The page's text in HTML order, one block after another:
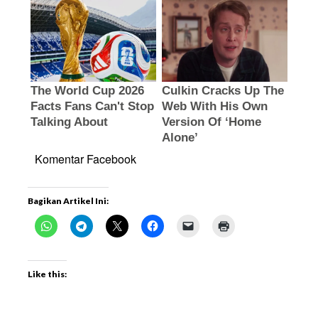
Komentar Facebook
Bagikan Artikel Ini:
Like this: